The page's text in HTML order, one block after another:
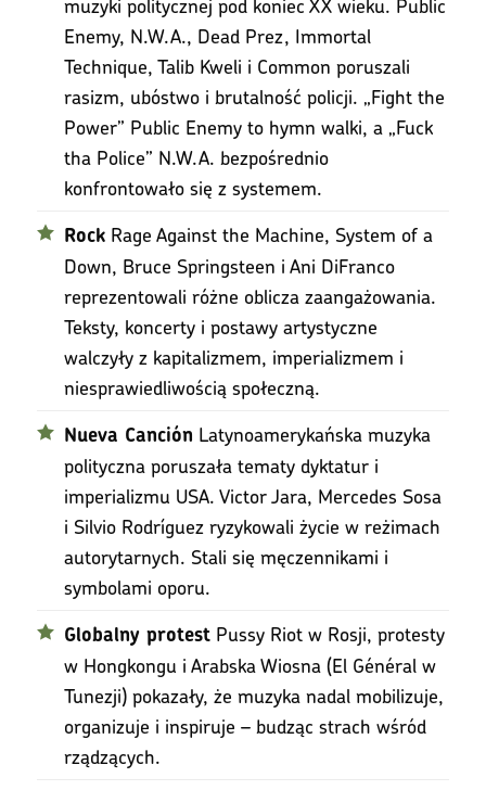
Enemy, N.W.A., Dead Prez, Immortal
Technique, Talib Kweli i Common poruszali
rasizm, ubóstwo i brutalność policji. „Fight the
Power” Public Enemy to hymn walki, a „Fuck
tha Police” N.W.A. bezpośrednio
konfrontowało się z systemem.
Rock Rage Against the Machine, System of a
Down, Bruce Springsteen i Ani DiFranco
reprezentowali różne oblicza zaangażowania.
Teksty, koncerty i postawy artystyczne
walczyły z kapitalizmem, imperializmem i
niesprawiedliwością społeczną.
Nueva Canción Latynoamerykańska muzyka
polityczna poruszała tematy dyktatur i
imperializmu USA. Victor Jara, Mercedes Sosa
i Silvio Rodríguez ryzykowali życie w reżimach
autorytarnych. Stali się męczennikami i
symbolami oporu.
Globalny protest Pussy Riot w Rosji, protesty
w Hongkongu i Arabska Wiosna (El Général w
Tunezji) pokazały, że muzyka nadal mobilizuje,
organizuje i inspiruje – budząc strach wśród
rządzących.